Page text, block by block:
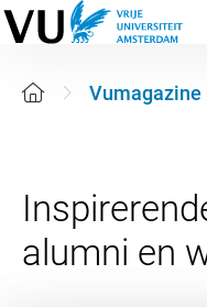
Vumagazine